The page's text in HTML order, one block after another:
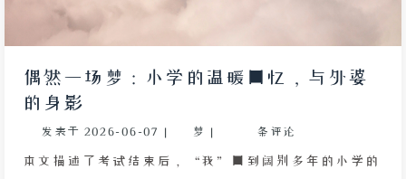
的怨念交织，诞生了这些幻想生物，它们世代生存在后
山上。文章通过童年视角，将现实与奇幻传说交织，表
偶然一场梦：小学的温暖回忆，与外婆
的身影
发表于 2026-06-07 | 梦 | 条评论
本文描述了考试结束后，“我”回到阔别多年的小学的